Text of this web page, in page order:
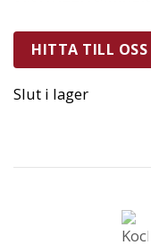
HITTA TILL OSS
Slut i lager